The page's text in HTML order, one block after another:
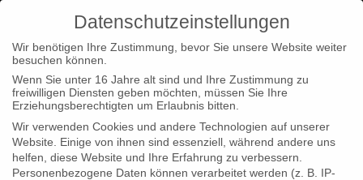
Home Typ|News
“Lebt wohl, Genossen!” Buchpräsentation
auf der Buchmesse Frankfurt 2011
Datenschutzeinstellungen
Wir benötigen Ihre Zustimmung, bevor Sie unsere Website weiter
besuchen können.
Wenn Sie unter 16 Jahre alt sind und Ihre Zustimmung zu
freiwilligen Diensten geben möchten, müssen Sie Ihre
Erziehungsberechtigten um Erlaubnis bitten.
Wir verwenden Cookies und andere Technologien auf unserer
Website. Einige von ihnen sind essenziell, während andere uns
helfen, diese Website und Ihre Erfahrung zu verbessern.
Personenbezogene Daten können verarbeitet werden (z. B. IP-